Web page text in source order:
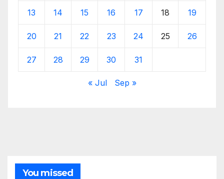
13 14 15 16 17 18 19
20 21 22 23 24 25 26
27 28 29 30 31
« Jul Sep »
You missed